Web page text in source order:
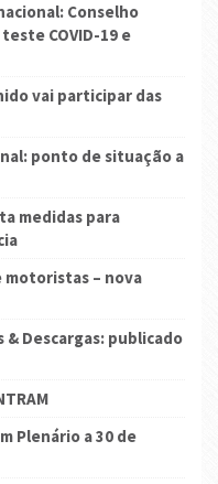
Conselho
COVID-19 e
vai participar das
ponto de situação a
medidas para
motoristas – nova
& Descargas: publicado
Plenário a 30 de